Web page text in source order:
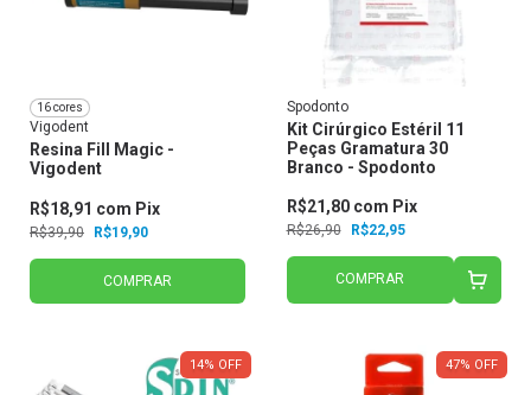
16 cores
Vigodent
Resina Fill Magic -
Vigodent
R$39,90 R$19,90
R$18,91 com Pix
COMPRAR
Spodonto
Kit Cirúrgico Estéril 11
Peças Gramatura 30
Branco - Spodonto
R$26,90 R$22,95
R$21,80 com Pix
COMPRAR
14% OFF 47% OFF